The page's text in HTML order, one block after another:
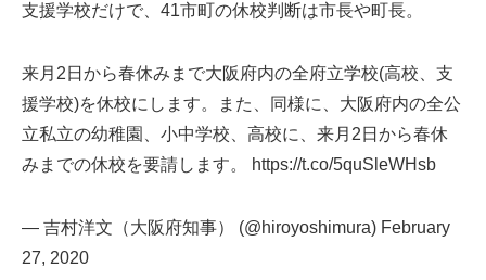
支援学校だけで、41市町の休校判断は市長や町長。
来月2日から春休みまで大阪府内の全府立学校(高校、支
援学校)を休校にします。また、同様に、大阪府内の全公
立私立の幼稚園、小中学校、高校に、来月2日から春休
みまでの休校を要請します。
https://t.co/5quSleWHsb
— 吉村洋文（大阪府知事） (@hiroyoshimura) February
27, 2020